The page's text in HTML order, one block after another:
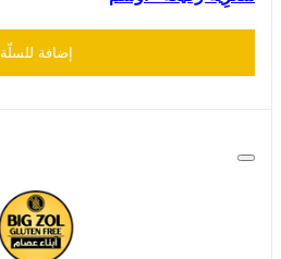
إضافة للسلّة